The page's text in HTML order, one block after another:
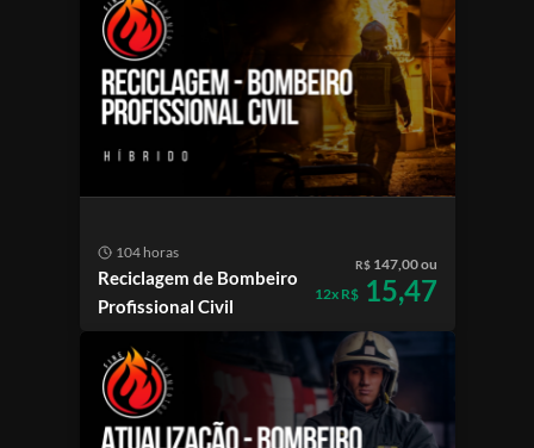
104 horas
Reciclagem de Bombeiro
Profissional Civil
R$147,00 ou
12x R$15,47